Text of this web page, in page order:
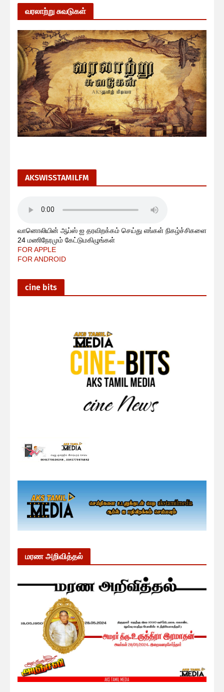
வரலாற்று சுவடுகள்
AKSWISSTAMILFM
வானொலியின் ஆப்ஸ் ஐ தரவிறக்கம் செய்து எங்கள் நிகழ்ச்சிகளை
24 மணிநேரமும் கேட்டுமகிழுங்கள்
FOR APPLE
FOR ANDROID
cine bits
மரண அறிவித்தல்